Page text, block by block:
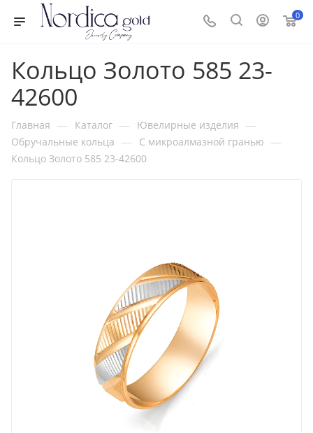
0
Кольцо Золото 585 23-
42600
Главная — Каталог — Ювелирные изделия —
Обручальные кольца — С микроалмазной гранью —
Кольцо Золото 585 23-42600